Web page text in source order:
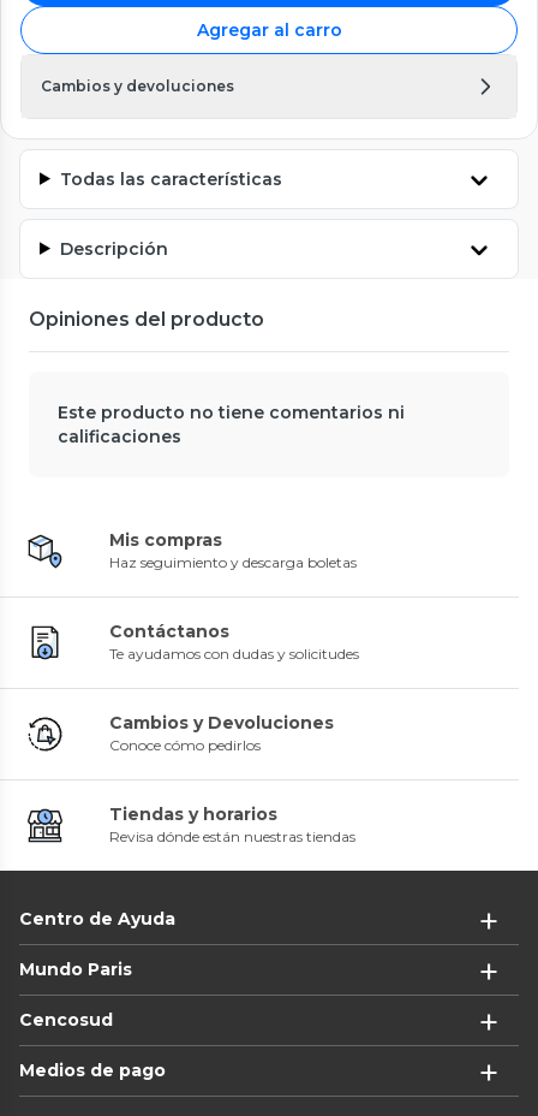
Agregar al carro
Cambios y devoluciones
Todas las características
Descripción
Opiniones del producto
Este producto no tiene comentarios ni
calificaciones
Mis compras
Haz seguimiento y descarga boletas
Contáctanos
Te ayudamos con dudas y solicitudes
Cambios y Devoluciones
Conoce cómo pedirlos
Tiendas y horarios
Revisa dónde están nuestras tiendas
Centro de Ayuda
Mundo Paris
Cencosud
Medios de pago